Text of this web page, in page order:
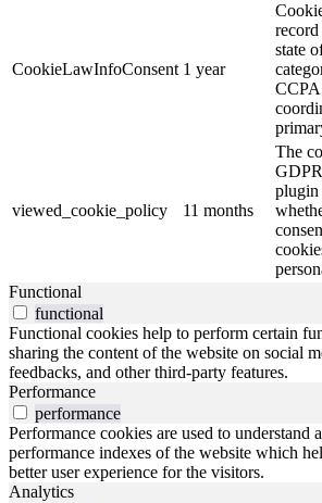
CookieLawInfoConsent 1 year
state
viewed_cookie_policy 11 months
The
plugin
Functional
functional
Functional cookies help to perform certain
sharing the content of the website on social
feedbacks, and other third-party features.
Performance
performance
Performance cookies are used to understand
performance indexes of the website which
better user experience for the visitors.
Analytics